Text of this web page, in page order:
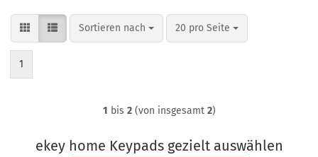
Sortieren nach
Sortieren nach 20 pro Seite
pro Seite
1
1 bis 2(von insgesamt 2)
ekey home Keypads gezielt auswählen